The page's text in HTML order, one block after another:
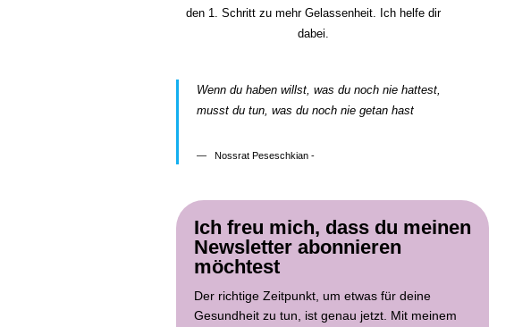
den 1. Schritt zu mehr Gelassenheit. Ich helfe dir
dabei.
Wenn du haben willst, was du noch nie hattest,
musst du tun, was du noch nie getan hast
Nossrat Peseschkian -
Ich freu mich, dass du meinen
Newsletter abonnieren
möchtest
Der richtige Zeitpunkt, um etwas für deine
Gesundheit zu tun, ist genau jetzt. Mit meinem